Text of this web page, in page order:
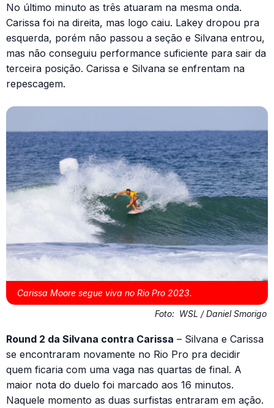
No último minuto as três atuaram na mesma onda.
Carissa foi na direita, mas logo caiu. Lakey dropou pra
esquerda, porém não passou a seção e Silvana entrou,
mas não conseguiu performance suficiente para sair da
terceira posição. Carissa e Silvana se enfrentam na
repescagem.
Carissa Moore segue viva no Rio Pro 2023.
Foto: WSL / Daniel Smorigo
Round 2 da Silvana contra Carissa – Silvana e Carissa
se encontraram novamente no Rio Pro pra decidir
quem ficaria com uma vaga nas quartas de final. A
maior nota do duelo foi marcado aos 16 minutos.
Naquele momento as duas surfistas entraram em ação.